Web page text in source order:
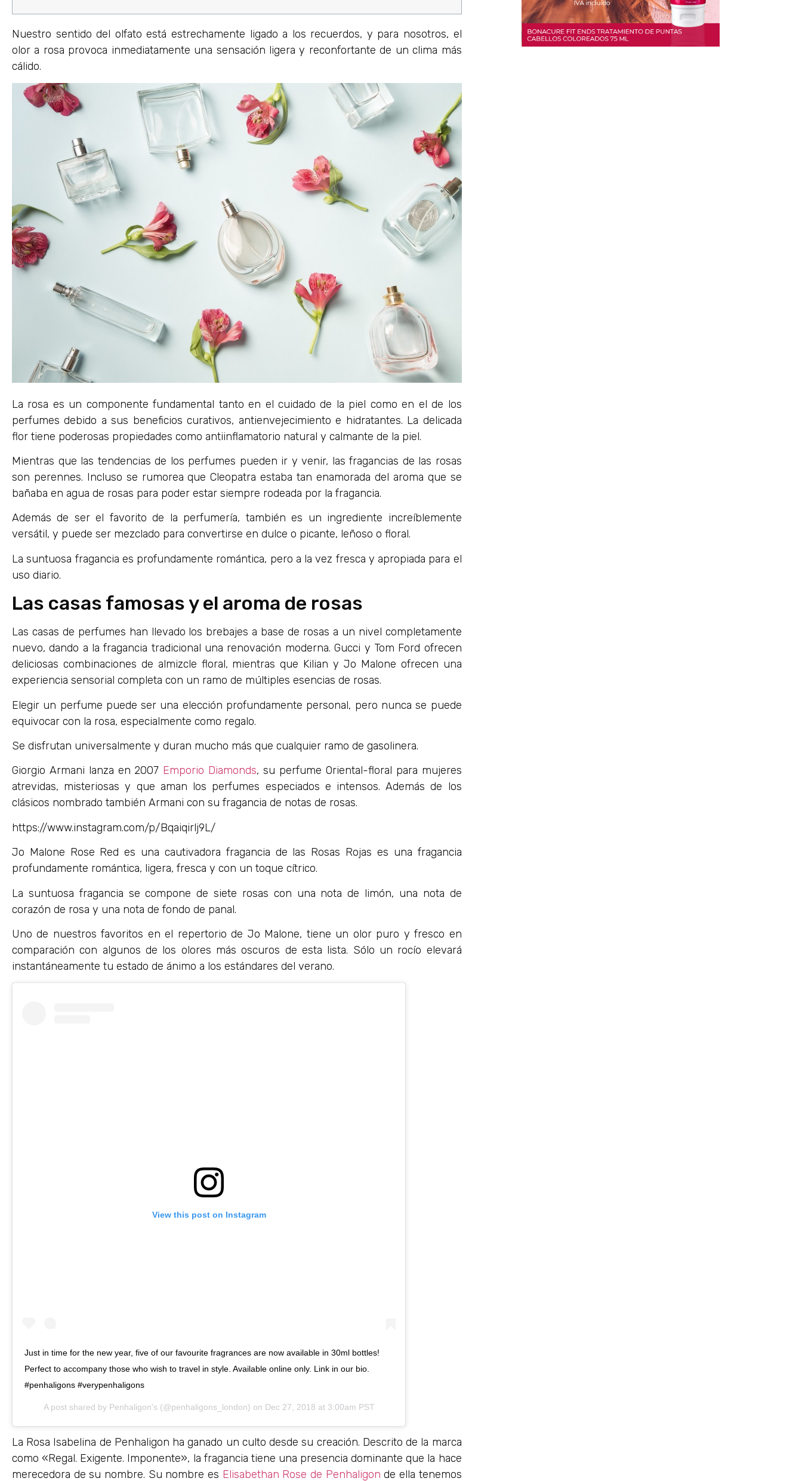
Nuestro sentido del olfato está estrechamente ligado a los recuerdos, y para nosotros, el
olor a rosa provoca inmediatamente una sensación ligera y reconfortante de un clima más
cálido.
La rosa es un componente fundamental tanto en el cuidado de la piel como en el de los
perfumes debido a sus beneficios curativos, antienvejecimiento e hidratantes. La delicada
flor tiene poderosas propiedades como antiinflamatorio natural y calmante de la piel.
Mientras que las tendencias de los perfumes pueden ir y venir, las fragancias de las rosas
son perennes. Incluso se rumorea que Cleopatra estaba tan enamorada del aroma que se
bañaba en agua de rosas para poder estar siempre rodeada por la fragancia.
Además de ser el favorito de la perfumería, también es un ingrediente increíblemente
versátil, y puede ser mezclado para convertirse en dulce o picante, leñoso o floral.
La suntuosa fragancia es profundamente romántica, pero a la vez fresca y apropiada para el
uso diario.
Las casas famosas y el aroma de rosas
Las casas de perfumes han llevado los brebajes a base de rosas a un nivel completamente
nuevo, dando a la fragancia tradicional una renovación moderna. Gucci y Tom Ford ofrecen
deliciosas combinaciones de almizcle floral, mientras que Kilian y Jo Malone ofrecen una
experiencia sensorial completa con un ramo de múltiples esencias de rosas.
Elegir un perfume puede ser una elección profundamente personal, pero nunca se puede
equivocar con la rosa, especialmente como regalo.
Se disfrutan universalmente y duran mucho más que cualquier ramo de gasolinera.
Giorgio Armani lanza en 2007 Emporio Diamonds, su perfume Oriental-floral para mujeres
atrevidas, misteriosas y que aman los perfumes especiados e intensos. Además de los
clásicos nombrado también Armani con su fragancia de notas de rosas.
https://www.instagram.com/p/Bqaiqirlj9L/
Jo Malone Rose Red es una cautivadora fragancia de las Rosas Rojas es una fragancia
profundamente romántica, ligera, fresca y con un toque cítrico.
La suntuosa fragancia se compone de siete rosas con una nota de limón, una nota de
corazón de rosa y una nota de fondo de panal.
Uno de nuestros favoritos en el repertorio de Jo Malone, tiene un olor puro y fresco en
comparación con algunos de los olores más oscuros de esta lista. Sólo un rocío elevará
instantáneamente tu estado de ánimo a los estándares del verano.
View this post on Instagram
Just in time for the new year, five of our favourite fragrances are now available in 30ml bottles!
Perfect to accompany those who wish to travel in style. Available online only. Link in our bio.
#penhaligons #verypenhaligons
A post shared by Penhaligon's (@penhaligons_london) on Dec 27, 2018 at 3:00am PST
La Rosa Isabelina de Penhaligon ha ganado un culto desde su creación. Descrito de la marca
como «Regal. Exigente. Imponente», la fragancia tiene una presencia dominante que la hace
merecedora de su nombre. Su nombre es Elisabethan Rose de Penhaligon de ella tenemos